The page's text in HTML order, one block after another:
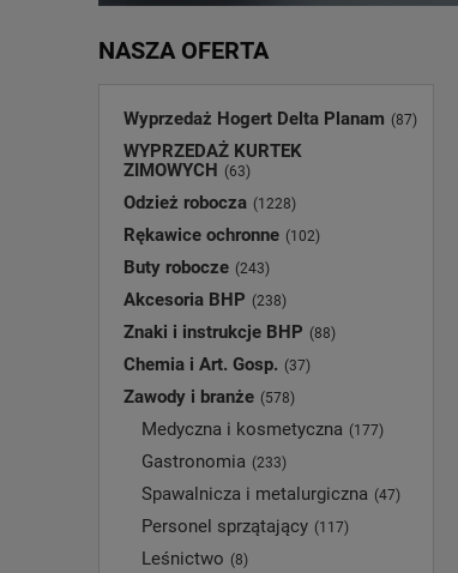
NASZA OFERTA
Wyprzedaż Hogert Delta Planam (87)
WYPRZEDAŻ KURTEK
ZIMOWYCH (63)
Odzież robocza (1228)
Rękawice ochronne (102)
Buty robocze (243)
Akcesoria BHP (238)
Znaki i instrukcje BHP (88)
Chemia i Art. Gosp. (37)
Zawody i branże (578)
Medyczna i kosmetyczna (177)
Gastronomia (233)
Spawalnicza i metalurgiczna (47)
Personel sprzątający (117)
Leśnictwo (8)